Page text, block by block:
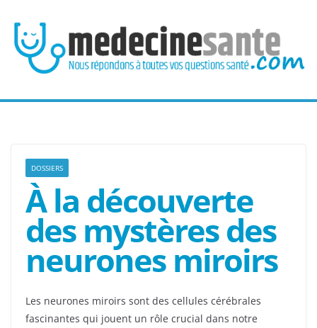
contenu
DOSSIERS
À la découverte
des mystères des
neurones miroirs
Les neurones miroirs sont des cellules cérébrales
fascinantes qui jouent un rôle crucial dans notre